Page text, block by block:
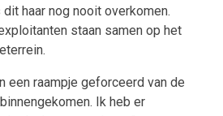
haar nog nooit overkomen.
staan samen op het
een raampje geforceerd van de
Ik heb er